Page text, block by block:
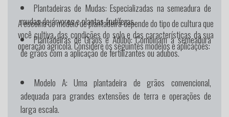
Plantadeiras de Mudas: Especializadas na semeadura de
mudas de árvores e plantas frutíferas.
Plantadeiras de Grãos e Adubo:Combinam a semeadura
de grãos com a aplicação de fertilizantes ou adubos.
A escolha do modelo de plantadeira depende do tipo de cultura que
você cultiva, das condições do solo e das características da sua
operação agrícola. Considere os seguintes modelos e aplicações:
Modelo A: Uma plantadeira de grãos convencional,
adequada para grandes extensões de terra e operações de
larga escala.